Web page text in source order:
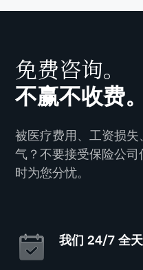
免费咨询。
不赢不收费。
被医疗费用、工资损
气？不要接受保险公
时为您分忧。
我们 24/7 全